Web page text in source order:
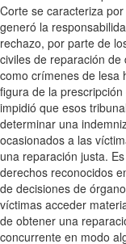
Corte se caracteriza
generó la
rechazo, por parte de
civiles de reparación
como crímenes de lesa
figura de la
impidió que esos
determinar una
ocasionados a las
una reparación justa.
derechos reconocidos
de decisiones de
víctimas acceder
de obtener una
concurrente en modo